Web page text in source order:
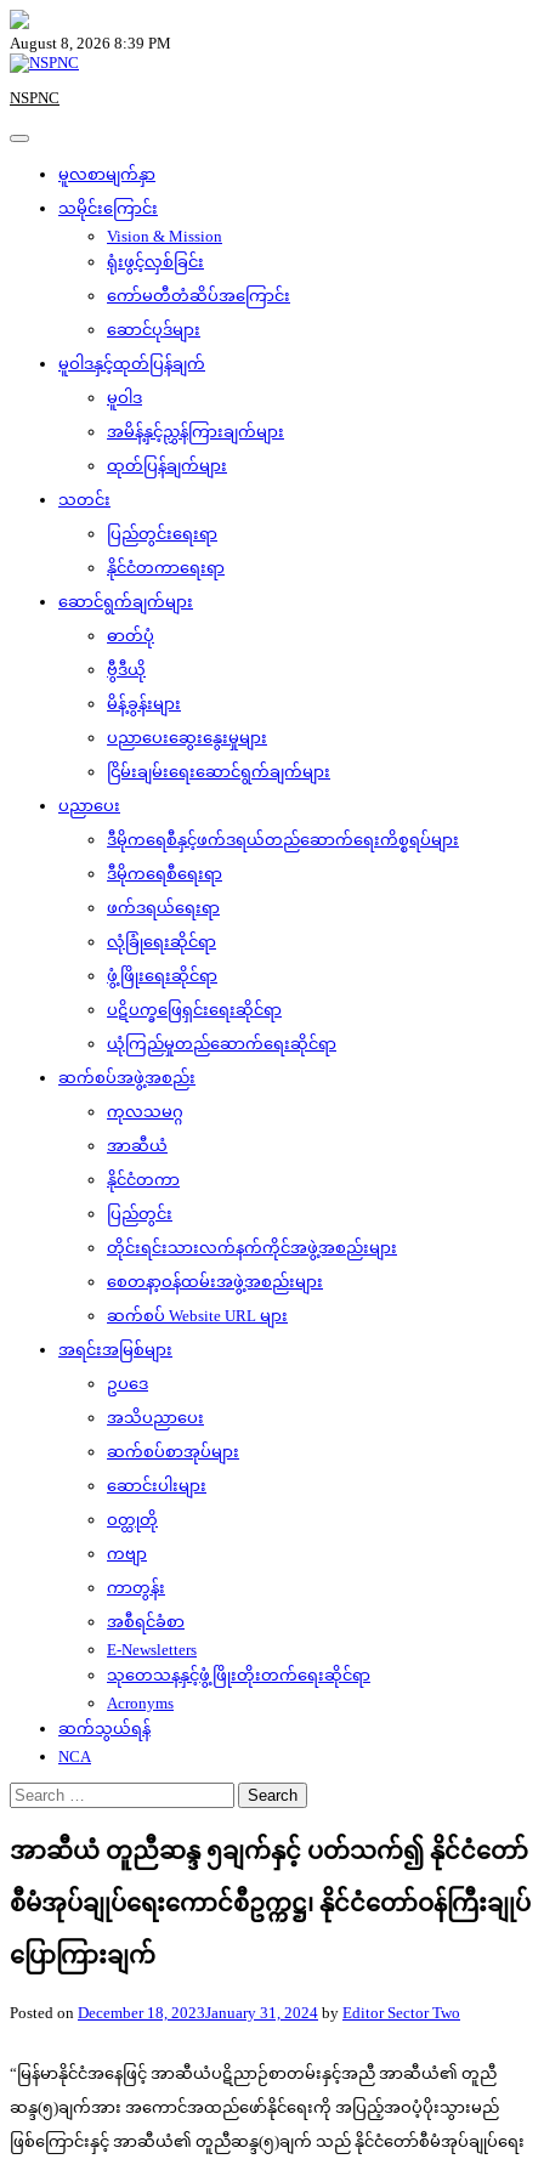
Skip
to
content
August 8, 2026 8:39 PM
NSPNC
မူလစာမျက်နှာ
သမိုင်းကြောင်း
Vision & Mission
ရုံးဖွင့်လှစ်ခြင်း
ကော်မတီတံဆိပ်အကြောင်း
ဆောင်ပုဒ်များ
မူဝါဒနှင့်ထုတ်ပြန်ချက်
မူဝါဒ
အမိန့်နှင့်ညွှန်ကြားချက်များ
ထုတ်ပြန်ချက်များ
သတင်း
ပြည်တွင်းရေးရာ
နိုင်ငံတကာရေးရာ
ဆောင်ရွက်ချက်များ
ဓာတ်ပုံ
ဗွီဒီယို
မိန့်ခွန်းများ
ပညာပေးဆွေးနွေးမှုများ
ငြိမ်းချမ်းရေးဆောင်ရွက်ချက်များ
ပညာပေး
ဒီမိုကရေစီနှင့်ဖက်ဒရယ်တည်ဆောက်‌ရေးကိစ္စရပ်များ
ဒီမိုကရေစီရေးရာ
ဖက်ဒရယ်ရေးရာ
လုံခြုံရေးဆိုင်ရာ
ဖွံ့ဖြိုးရေးဆိုင်ရာ
ပဋိပက္ခဖြေရှင်းရေးဆိုင်ရာ
ယုံကြည်မှုတည်ဆောက်ရေးဆိုင်ရာ
ဆက်စပ်အဖွဲ့အစည်း
ကုလသမဂ္ဂ
အာဆီယံ
နိုင်ငံတကာ
ပြည်တွင်း
တိုင်းရင်းသားလက်နက်ကိုင်အဖွဲ့အစည်းများ
စေတနာ့ဝန်ထမ်းအဖွဲ့အစည်းများ
ဆက်စပ် Website URL များ
အရင်းအမြစ်များ
ဥပဒေ
အသိပညာပေး
ဆက်စပ်စာအုပ်များ
ဆောင်းပါးများ
ဝတ္ထုတို
ကဗျာ
ကာတွန်း
အစီရင်ခံစာ
E-Newsletters
သုတေသနနှင့်ဖွံ့ဖြိုးတိုးတက်ရေးဆိုင်ရာ
Acronyms
ဆက်သွယ်ရန်
NCA
Search
for:
အာဆီယံ တူညီဆန္ဒ ၅ချက်နှင့် ပတ်သက်၍ နိုင်ငံတော်
စီမံအုပ်ချုပ်ရေးကောင်စီဥက္ကဋ္ဌ၊ နိုင်ငံတော်ဝန်ကြီးချုပ်
ပြောကြားချက်
Posted on December 18, 2023January 31, 2024 by Editor Sector Two
“မြန်မာနိုင်ငံအနေဖြင့် အာဆီယံပဋိညာဉ်စာတမ်းနှင့်အညီ အာဆီယံ၏ တူညီ
ဆန္ဒ(၅)ချက်အား အကောင်အထည်ဖော်နိုင်ရေးကို အပြည့်အဝပံ့ပိုးသွားမည်
ဖြစ်ကြောင်းနှင့် အာဆီယံ၏ တူညီဆန္ဒ(၅)ချက် သည် နိုင်ငံတော်စီမံအုပ်ချုပ်ရေး